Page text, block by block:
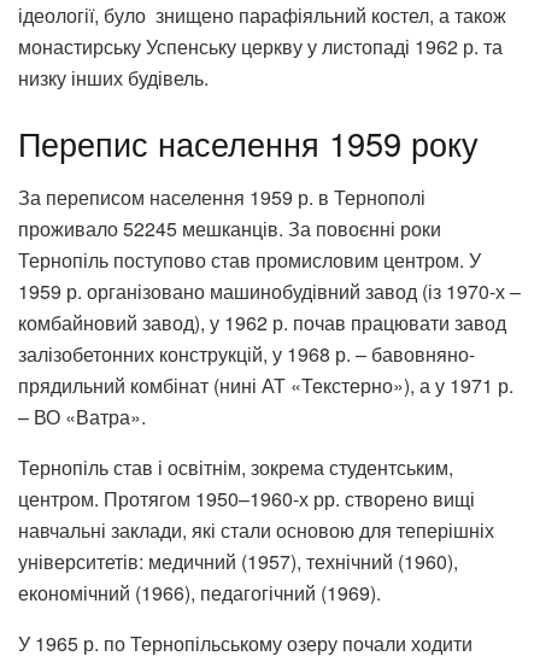
ідеології, було знищено парафіяльний костел, а також
монастирську Успенську церкву у листопаді 1962 р. та
низку інших будівель.
Перепис населення 1959 року
За переписом населення 1959 р. в Тернополі
проживало 52245 мешканців. За повоєнні роки
Тернопіль поступово став промисловим центром. У
1959 р. організовано машинобудівний завод (із 1970-х –
комбайновий завод), у 1962 р. почав працювати завод
залізобетонних конструкцій, у 1968 р. – бавовняно-
прядильний комбінат (нині АТ «Текстерно»), а у 1971 р.
– ВО «Ватра».
Тернопіль став і освітнім, зокрема студентським,
центром. Протягом 1950–1960-х рр. створено вищі
навчальні заклади, які стали основою для теперішніх
університетів: медичний (1957), технічний (1960),
економічний (1966), педагогічний (1969).
У 1965 р. по Тернопільському озеру почали ходити